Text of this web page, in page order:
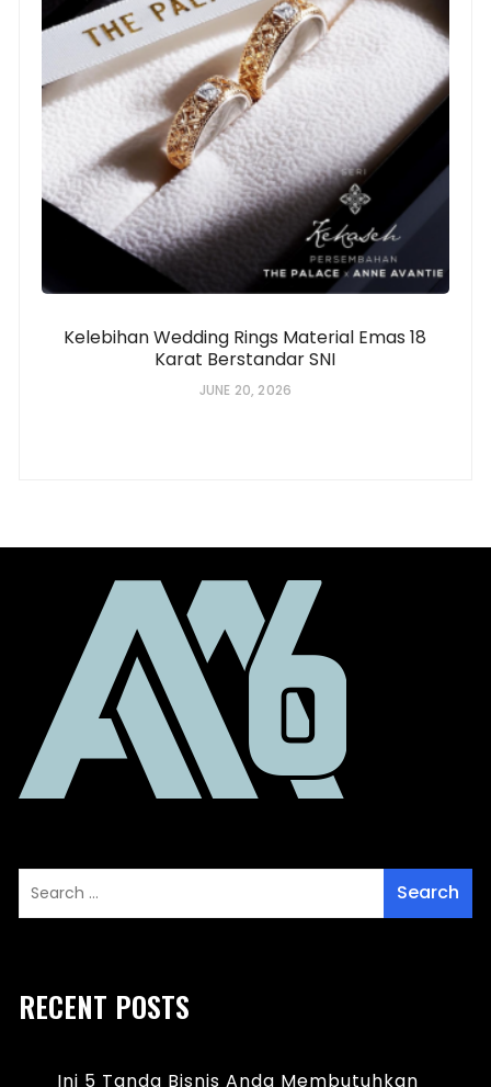
Kelebihan Wedding Rings Material Emas 18
Karat Berstandar SNI
JUNE 20, 2026
RECENT POSTS
Ini 5 Tanda Bisnis Anda Membutuhkan